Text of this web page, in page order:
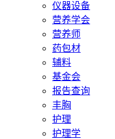
仪器设备
营养学会
营养师
药包材
辅料
基金会
报告查询
丰胸
护理
护理学